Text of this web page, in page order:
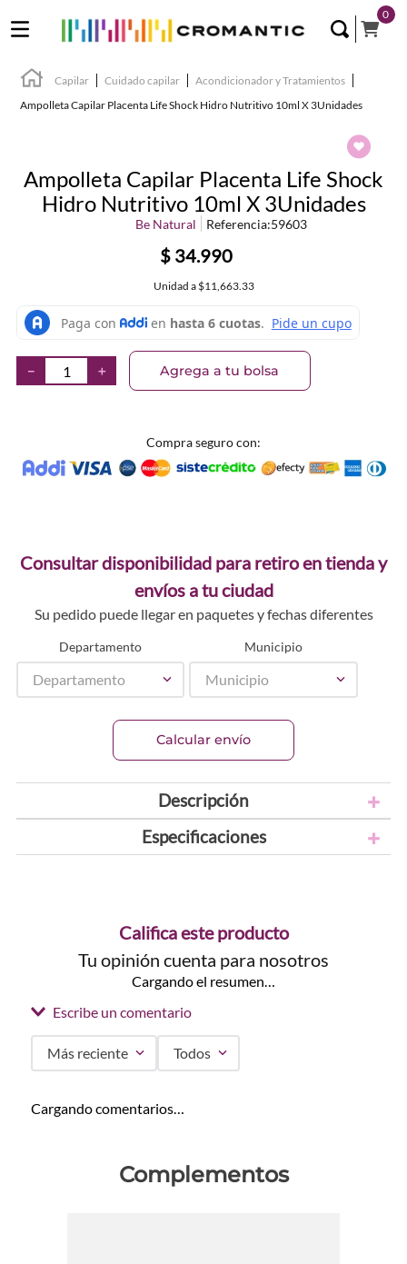
0
Capilar Cuidado capilar
Acondicionador y Tratamientos
Ampolleta Capilar Placenta Life Shock Hidro Nutritivo 10ml X 3Unidades
Ampolleta Capilar Placenta Life Shock
Hidro Nutritivo 10ml X 3Unidades
Be Natural Referencia:59603
$ 34.990
Unidad a $11,663.33
＋
－ Agrega a tu bolsa
Compra seguro con:
Consultar disponibilidad para retiro en tienda y
envíos a tu ciudad
Su pedido puede llegar en paquetes y fechas diferentes
Departamento
Departamento
Municipio
Municipio
Calcular envío
Descripción
Especificaciones
Califica este producto
Tu opinión cuenta para nosotros
Cargando el resumen…
Escribe un comentario
Más reciente Todos
Cargando comentarios…
Complementos